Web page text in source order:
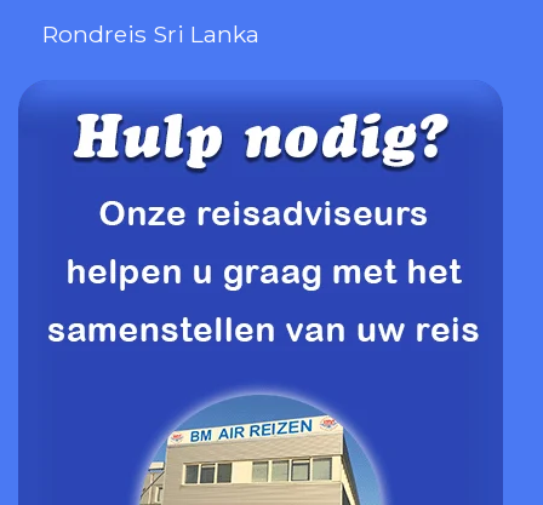
Rondreis Sri Lanka